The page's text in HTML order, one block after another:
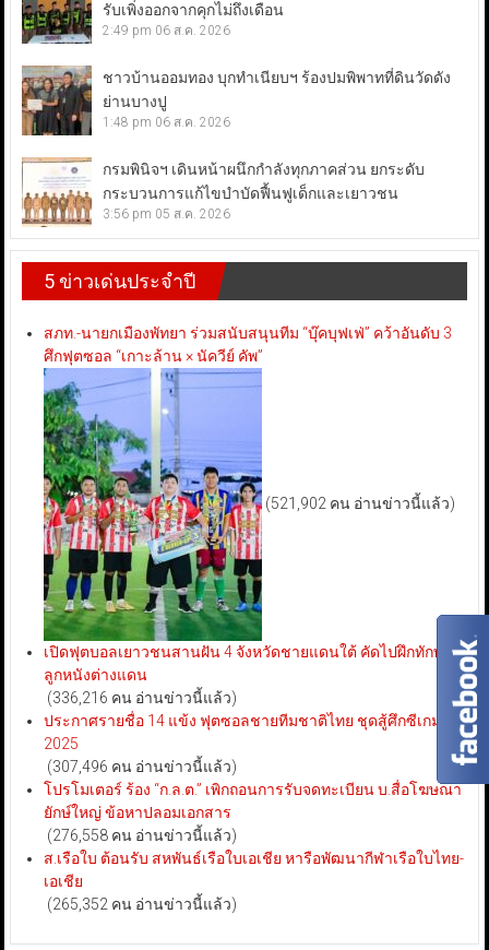
รับเพิ่งออกจากคุกไม่ถึงเดือน
2:49 pm 06 ส.ค. 2026
ชาวบ้านออมทอง บุกทำเนียบฯ ร้องปมพิพาทที่ดินวัดดัง
ย่านบางปู
1:48 pm 06 ส.ค. 2026
กรมพินิจฯ เดินหน้าผนึกกำลังทุกภาคส่วน ยกระดับ
กระบวนการแก้ไขบำบัดฟื้นฟูเด็กและเยาวชน
3:56 pm 05 ส.ค. 2026
5 ข่าวเด่นประจำปี
สภท.-นายกเมืองพัทยา ร่วมสนับสนุนทีม “บุ๊คบุฟเฟ่” คว้าอันดับ 3
ศึกฟุตซอล “เกาะล้าน × นัควีย์ คัพ”
(521,902 คน อ่านข่าวนี้แล้ว)
เปิดฟุตบอลเยาวชนสานฝัน 4 จังหวัดชายแดนใต้ คัดไปฝึกทักษะ
ลูกหนังต่างแดน
(336,216 คน อ่านข่าวนี้แล้ว)
ประกาศรายชื่อ 14 แข้ง ฟุตซอลชายทีมชาติไทย ชุดสู้ศึกซีเกมส์
2025
(307,496 คน อ่านข่าวนี้แล้ว)
โปรโมเตอร์ ร้อง “ก.ล.ต.” เพิกถอนการรับจดทะเบียน บ.สื่อโฆษณา
ยักษ์ใหญ่ ข้อหาปลอมเอกสาร
(276,558 คน อ่านข่าวนี้แล้ว)
ส.เรือใบ ต้อนรับ สหพันธ์เรือใบเอเชีย หารือพัฒนากีฬาเรือใบไทย-
เอเชีย
(265,352 คน อ่านข่าวนี้แล้ว)